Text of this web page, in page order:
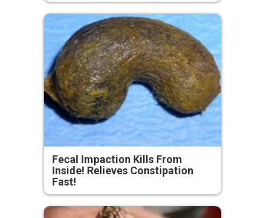
Fecal Impaction Kills From
Inside! Relieves Constipation
Fast!